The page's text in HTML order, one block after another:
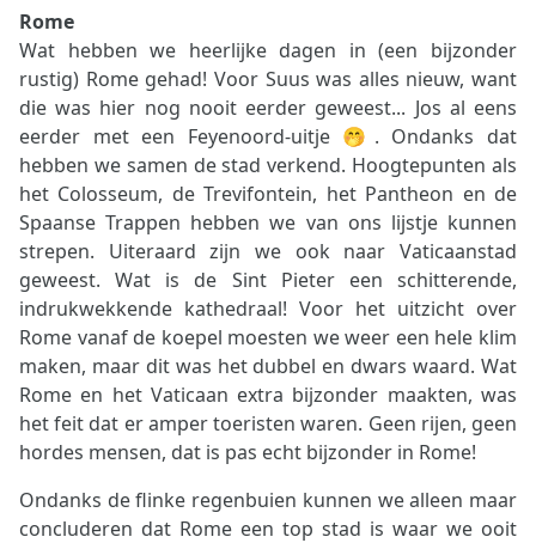
Rome
Wat hebben we heerlijke dagen in (een bijzonder
rustig) Rome gehad! Voor Suus was alles nieuw, want
die was hier nog nooit eerder geweest... Jos al eens
eerder met een Feyenoord-uitje 🤭. Ondanks dat
hebben we samen de stad verkend. Hoogtepunten als
het Colosseum, de Trevifontein, het Pantheon en de
Spaanse Trappen hebben we van ons lijstje kunnen
strepen. Uiteraard zijn we ook naar Vaticaanstad
geweest. Wat is de Sint Pieter een schitterende,
indrukwekkende kathedraal! Voor het uitzicht over
Rome vanaf de koepel moesten we weer een hele klim
maken, maar dit was het dubbel en dwars waard. Wat
Rome en het Vaticaan extra bijzonder maakten, was
het feit dat er amper toeristen waren. Geen rijen, geen
hordes mensen, dat is pas echt bijzonder in Rome!
Ondanks de flinke regenbuien kunnen we alleen maar
concluderen dat Rome een top stad is waar we ooit